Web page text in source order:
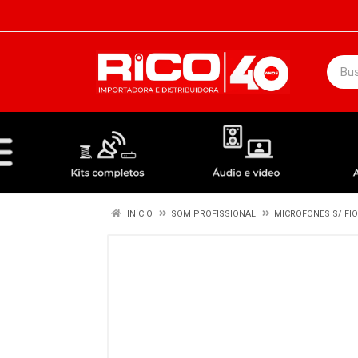
INÍCIO SOM PROFISSIONAL MICROFONES S/ FIO